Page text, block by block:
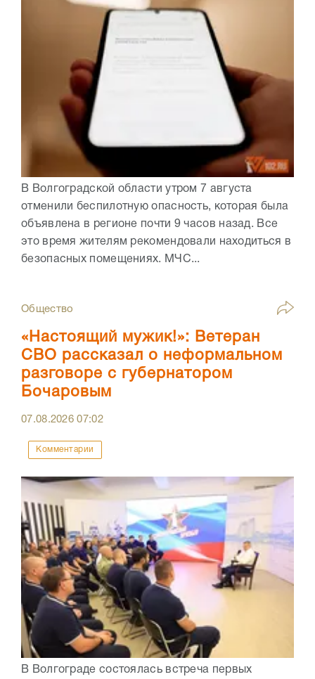
В Волгоградской области утром 7 августа
отменили беспилотную опасность, которая была
объявлена в регионе почти 9 часов назад. Все
это время жителям рекомендовали находиться в
безопасных помещениях. МЧС...
Общество
«Настоящий мужик!»: Ветеран
СВО рассказал о неформальном
разговоре с губернатором
Бочаровым
07.08.202607:02
Комментарии
В Волгограде состоялась встреча первых